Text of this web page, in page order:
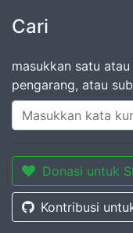
Cari
masukkan satu
pengarang, atau
Donasi untuk
Kontribusi